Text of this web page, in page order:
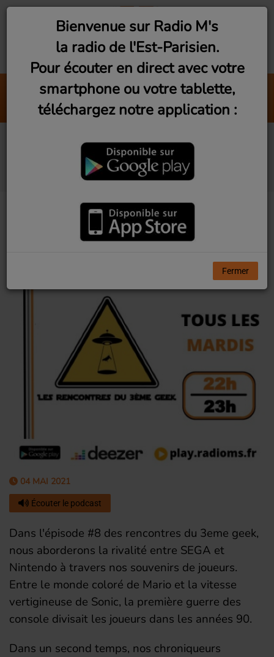
Romainville : Etienne de
RomainVie
Les Rencontres du
3ème Geek #8
04 MAI 2021
Écouter le podcast
Dans l'épisode #8 des rencontres du 3eme geek,
nous aborderons la rivalité entre SEGA et
Nintendo à travers nos souvenirs de joueurs.
Entre le monde coloré de Mario et la vitesse
vertigineuse de Sonic, la première guerre des
console divisait les joueurs dans les années 90.
Dans un second temps, nos chroniqueurs
Bienvenue sur Radio M's
la radio de l'Est-Parisien.
Pour écouter en direct avec votre
smartphone ou votre tablette,
téléchargez notre application :
Fermer